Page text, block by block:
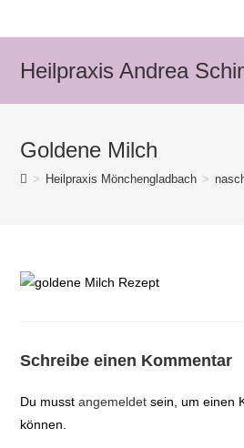
Heilpraxis Andrea
Goldene Milch
> Heilpraxis Mönchengladbach >
Schreibe einen Kommentar
Du musstangemeldet sein, um einen
können.